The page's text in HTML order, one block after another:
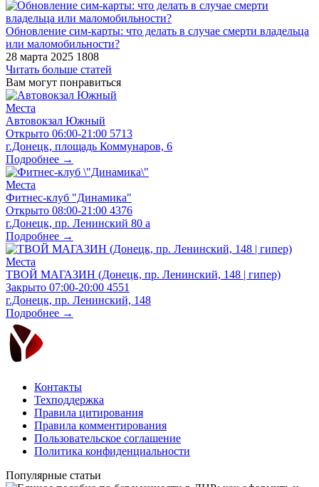
​Обновление сим-карты: что делать в случае смерти владельца
или маломобильности?
28 марта 2025 1808
Читать больше статей
Вам могут понравиться
Места
Автовокзал Южный
Открыто 06:00-21:00 5713
г.Донецк, площадь Коммунаров, 6
Подробнее →
Места
Фитнес-клуб "Динамика"
Открыто 08:00-21:00 4376
г.Донецк, пр. Ленинский 80 а
Подробнее →
Места
ТВОЙ МАГАЗИН (Донецк, пр. Ленинский, 148 | гипер)
Закрыто 07:00-20:00 4551
г.Донецк, пр. Ленинский, 148
Подробнее →
Контакты
Техподдержка
Правила цитирования
Правила комментирования
Пользовательское соглашение
Политика конфиденциальности
Популярные статьи